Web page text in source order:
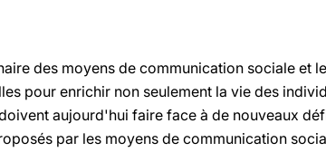
des moyens de communication sociale et
pour enrichir non seulement la vie des
aujourd'hui faire face à de nouveaux
par les moyens de communication